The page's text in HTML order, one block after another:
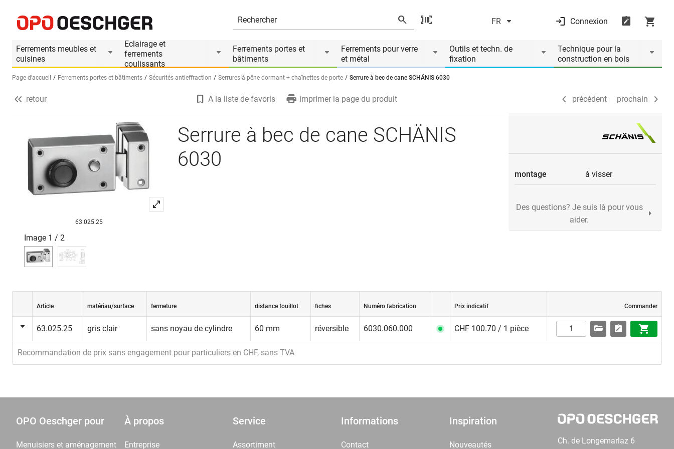
FR Connexion
Ferrements meubles et
cuisines
Eclairage et
ferrements
coulissants
Ferrements portes et
bâtiments
Ferrements pour verre
et métal
Outils et techn. de
fixation
Technique pour la
construction en bois
Sélectionnez une langue (FR)
Page d’accueil Ferrements portes et bâtiments Sécurités antieffraction Serrures à pêne dormant + chaînettes de porte Serrure à bec de cane SCHÄNIS 6030
Informations produit
précédent prochain
retour A la liste de favoris imprimer la page du produit précédent prochain
63.025.25
Image 1 / 2
Serrure à bec de cane SCHÄNIS
6030
montage à visser
Des questions? Je suis là pour vous
aider.
Article matériau/surface fermeture distance fouillot fiches Numéro fabrication Prix indicatif Commander
63.025.25 gris clair sans noyau de cylindre 60 mm réversible 6030.060.000 CHF 100.70 / 1 pièce
Recommandation de prix sans engagement pour particuliers en CHF, sans TVA
OPO Oeschger pour
Menuisiers et aménagement
À propos
Entreprise
Service
Assortiment
Informations
Contact
Inspiration
Nouveautés Ch. de Longemarlaz 6